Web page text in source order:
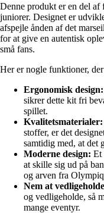
Denne produkt er en del
juniorer. Designet er
afspejle ånden af det
for at give en autentisk
små fans.
Her er nogle funktioner,
Ergonomisk design:
sikrer dette kit fri
spillet.
Kvalitetsmaterialer:
stoffer, er det
samtidig med, at det
Moderne design: Et
at skille sig ud på
og arven fra
Nem at
og vedligeholde, så
mange eventyr.